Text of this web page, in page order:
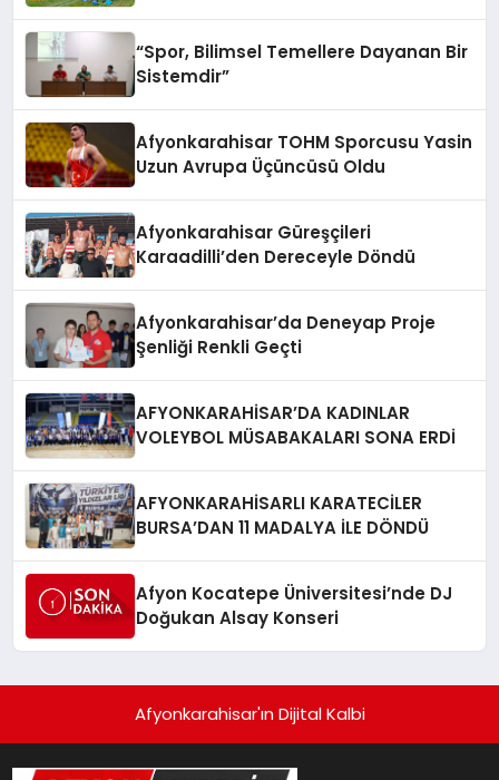
“Spor, Bilimsel Temellere Dayanan Bir
Sistemdir”
Afyonkarahisar TOHM Sporcusu Yasin
Uzun Avrupa Üçüncüsü Oldu
Afyonkarahisar Güreşçileri
Karaadilli’den Dereceyle Döndü
Afyonkarahisar’da Deneyap Proje
Şenliği Renkli Geçti
AFYONKARAHİSAR’DA KADINLAR
VOLEYBOL MÜSABAKALARI SONA ERDİ
AFYONKARAHİSARLI KARATECİLER
BURSA’DAN 11 MADALYA İLE DÖNDÜ
Afyon Kocatepe Üniversitesi’nde DJ
Doğukan Alsay Konseri
Afyonkarahisar'ın Dijital Kalbi